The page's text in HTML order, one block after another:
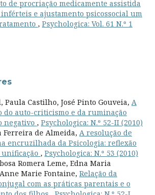
de procriação medicamente assistida
inférteis e ajustamento psicossocial um
, Psychologica: Vol. 61 N.º 1
Paula Castilho, José Pinto Gouveia, A
do auto-criticismo e da ruminação
negativo , Psychologica: N.º 52-II (2010)
Ferreira de Almeida, A resolução de
encruzilhada da Psicologia: reflexão
, Psychologica: N.º 53 (2010)
Romera Leme, Edna Maria
Marie Fontaine, Relação da
com as práticas parentais e o